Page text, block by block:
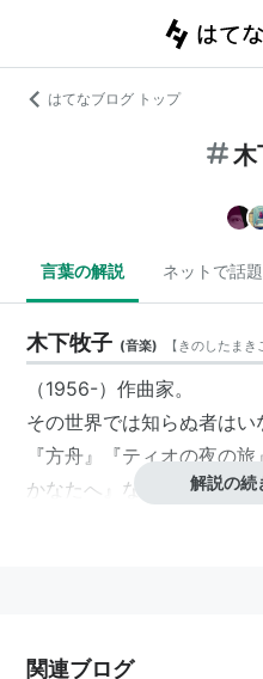
はてなブログ トップ
木
言葉の解説 ネットで話題
木下牧子 (音楽) 【きのしたまき
（1956-）作曲家。
その世界では知らぬ者はい
『方舟』『ティオの夜の
かなたへ』などなど、有
解説の続
関連ブログ